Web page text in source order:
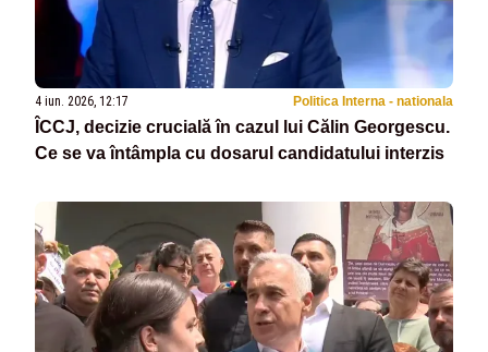
4 iun. 2026, 12:17 Politica Interna - nationala
ÎCCJ, decizie crucială în cazul lui Călin Georgescu.
Ce se va întâmpla cu dosarul candidatului interzis